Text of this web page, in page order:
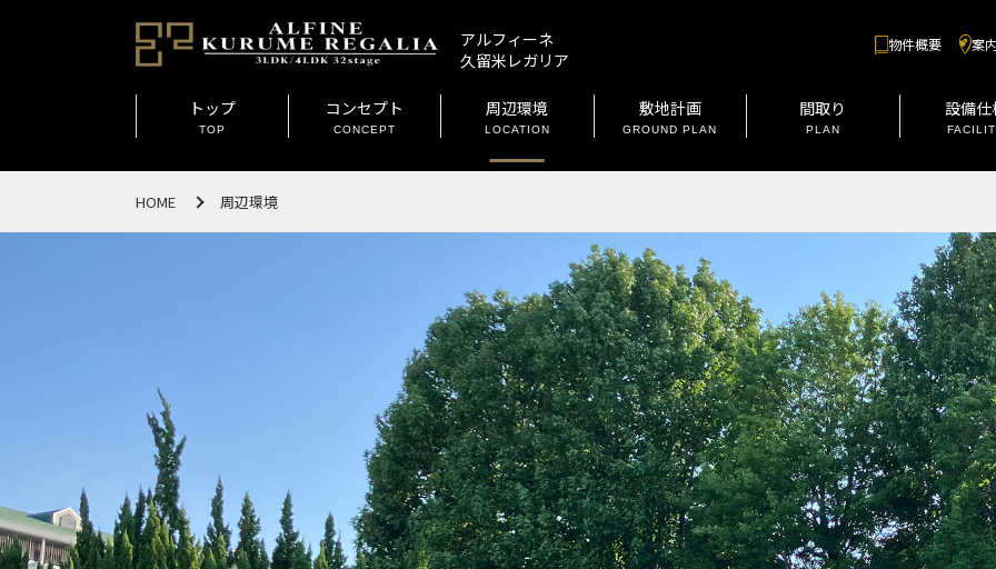
アルフィーネ
久留米レガリア
物件概要 案
トップ
TOP
コンセプト
CONCEPT
周辺環境
LOCATION
敷地計画
GROUND PLAN
間取り
PLAN
設備仕
HOME 周辺環境